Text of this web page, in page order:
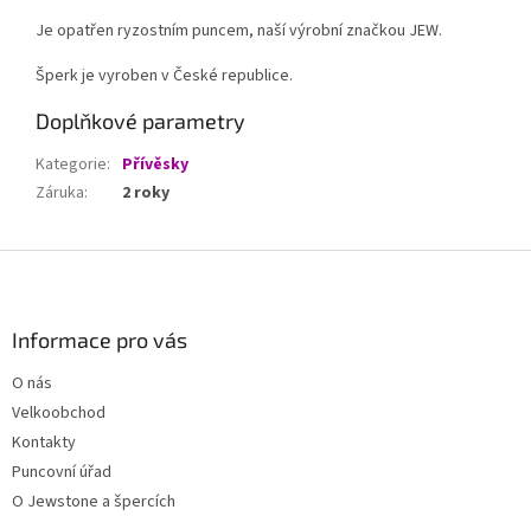
Je opatřen ryzostním puncem, naší výrobní značkou JEW.
Šperk je vyroben v České republice.
Doplňkové parametry
Kategorie: Přívěsky
Záruka: 2 roky
Informace pro vás
O nás
Velkoobchod
Kontakty
Puncovní úřad
O Jewstone a špercích